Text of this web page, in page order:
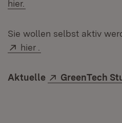
hier.
Sie wollen selbst aktiv
Extern:
hier
Aktuelle Extern:
GreenTech